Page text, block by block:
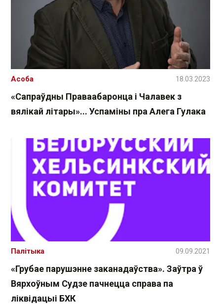
«Сапраўдны Праваабаронца і Чалавек з
вялікай літары»... Успаміны пра Алега Гулака
Асоба 18.03.2023
«Грубае парушэнне заканадаўства». Заўтра ў
Вярхоўным Судзе пачнецца справа па
ліквідацыі БХК
Палітыка 09.09.2021